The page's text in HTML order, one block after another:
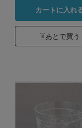
カートに入れ
あとで買う